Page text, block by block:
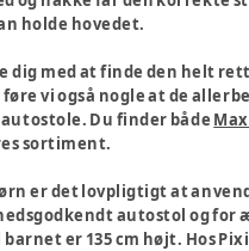
holde hovedet.
dig med at finde den helt
vi også nogle at de
Du finder både
sortiment.
er det lovpligtigt at
autostol og for
er 135 cm højt. Hos